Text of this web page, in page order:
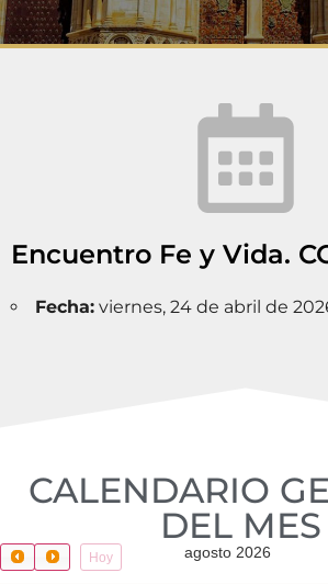
Encuentro Fe y Vida.
Fecha: viernes, 24 de abril de
CALENDARIO
DEL MES​
Hoy agosto 2026